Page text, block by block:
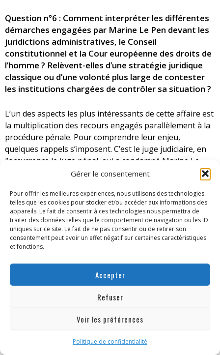
Gérer le consentement
Pour offrir les meilleures expériences, nous utilisons des technologies
telles que les cookies pour stocker et/ou accéder aux informations des
appareils. Le fait de consentir à ces technologies nous permettra de
traiter des données telles que le comportement de navigation ou les ID
uniques sur ce site. Le fait de ne pas consentir ou de retirer son
consentement peut avoir un effet négatif sur certaines caractéristiques
et fonctions.
Accepter
Refuser
Voir les préférences
Politique de confidentialité
Question n°6 : Comment interpréter les différentes
démarches engagées par Marine Le Pen devant les
juridictions administratives, le Conseil
constitutionnel et la Cour européenne des droits de
l’homme ? Relèvent-elles d’une stratégie juridique
classique ou d’une volonté plus large de contester
les institutions chargées de contrôler sa situation ?
L’un des aspects les plus intéressants de cette affaire est
la multiplication des recours engagés parallèlement à la
procédure pénale. Pour comprendre leur enjeu,
quelques rappels s’imposent. C’est le juge judiciaire, en
l’occurrence le juge pénal, qui a condamné Marine Le
Pen en première instance. Devant le juge judiciaire, la
à faire appel de la décision rendue. C’est ce qu’a fait Mme
Le Pen. Devant ce juge, dont les délais sont longs, il ne
lui restait donc plus qu’à attendre la décision que rendra
la cour d’appel de Paris le 7 juillet prochain.
risques. Le premier était celui d’une éventuelle démission
d’Emmanuel Macron ou d’une éventuelle dissolution de
élection présidentielle anticipée ; la seconde, des
élections législatives anticipées. En cas de démission,
Marine Le Pen aurait été empêchée de se présenter. En
cas de dissolution, même conséquence, en plus de la